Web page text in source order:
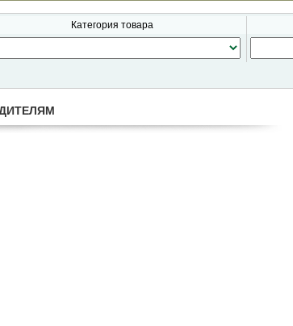
Категория товара